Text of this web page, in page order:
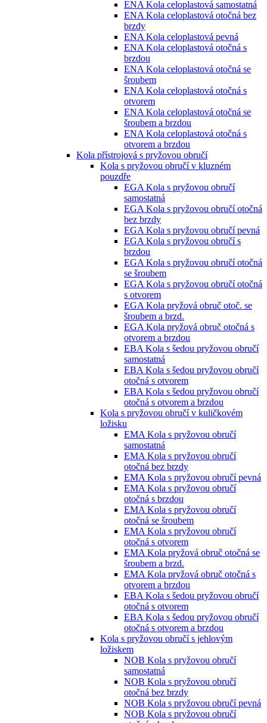
ENA Kola celoplastová samostatná
ENA Kola celoplastová otočná bez
brzdy
ENA Kola celoplastová pevná
ENA Kola celoplastová otočná s
brzdou
ENA Kola celoplastová otočná se
šroubem
ENA Kola celoplastová otočná s
otvorem
ENA Kola celoplastová otočná se
šroubem a brzdou
ENA Kola celoplastová otočná s
otvorem a brzdou
Kola přístrojová s pryžovou obručí
Kola s pryžovou obručí v kluzném
pouzdře
EGA Kola s pryžovou obručí
samostatná
EGA Kola s pryžovou obručí otočná
bez brzdy
EGA Kola s pryžovou obručí pevná
EGA Kola s pryžovou obručí s
brzdou
EGA Kola s pryžovou obručí otočná
se šroubem
EGA Kola s pryžovou obručí otočná
s otvorem
EGA Kola pryžová obruč otoč. se
šroubem a brzd.
EGA Kola pryžová obruč otočná s
otvorem a brzdou
EBA Kola s šedou pryžovou obručí
samostatná
EBA Kola s šedou pryžovou obručí
otočná s otvorem
EBA Kola s šedou pryžovou obručí
otočná s otvorem a brzdou
Kola s pryžovou obručí v kuličkovém
ložisku
EMA Kola s pryžovou obručí
samostatná
EMA Kola s pryžovou obručí
otočná bez brzdy
EMA Kola s pryžovou obručí pevná
EMA Kola s pryžovou obručí
otočná s brzdou
EMA Kola s pryžovou obručí
otočná se šroubem
EMA Kola s pryžovou obručí
otočná s otvorem
EMA Kola pryžová obruč otočná se
šroubem a brzd.
EMA Kola pryžová obruč otočná s
otvorem a brzdou
EBA Kola s šedou pryžovou obručí
otočná s otvorem
EBA Kola s šedou pryžovou obručí
otočná s otvorem a brzdou
Kola s pryžovou obručí s jehlovým
ložiskem
NOB Kola s pryžovou obručí
samostatná
NOB Kola s pryžovou obručí
otočná bez brzdy
NOB Kola s pryžovou obručí pevná
NOB Kola s pryžovou obručí